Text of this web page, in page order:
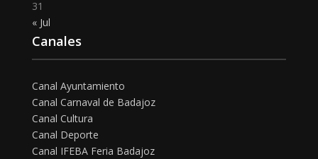
31
« Jul
Canales
Canal Ayuntamiento
Canal Carnaval de Badajoz
Canal Cultura
Canal Deporte
Canal IFEBA Feria Badajoz